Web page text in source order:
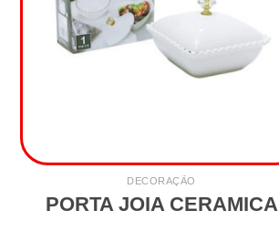
DECORAÇÃO
PORTA JOIA CERAMICA